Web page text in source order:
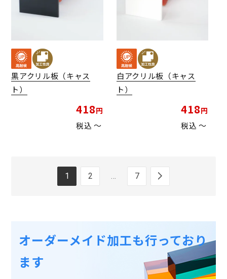
1 2 … 7
黒アクリル板（キャス
ト）
418
税込 〜
白アクリル板（キャス
ト）
418
税込 〜
オーダーメイド加工も行っており
ます